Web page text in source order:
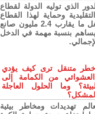
الذي توليه الدولة لقطاع
وحماية لهذا القطاع
الذي يشغل ما يقارب 2.4 مليون صانع
بنسبة مهمة في الدخل
متنقل ترى كيف يؤدي
من الكمامة إلى
وما الحلول العاجلة
تهديدات ومخاطر بيئية